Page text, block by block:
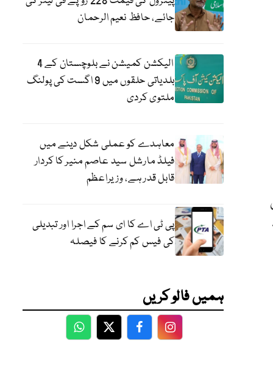
جائے، حافظ نعیم الرحمان
الیکشن کمیشن نے بلوچستان کے 4
بلدیاتی حلقوں میں 9 اگست کی پولنگ
ملتوی کردی
معاہدے کو عملی شکل دینے میں
فیلڈ مارشل سید عاصم منیر کا کردار
قابل قدر ہے، وزیراعظم
پی ٹی اے کا ای سم کے اجرا اور تبدیلی
کی فیس کم کرنے کا فیصلہ
ہمیں فالو کریں
WhatsApp
TwitterFacebookFacebook